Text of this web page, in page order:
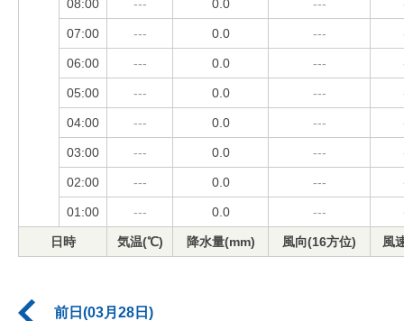
08:00 --- 0.0 ---
07:00 --- 0.0 ---
06:00 --- 0.0 ---
05:00 --- 0.0 ---
04:00 --- 0.0 ---
03:00 --- 0.0 ---
02:00 --- 0.0 ---
01:00 --- 0.0 ---
日時 気温(℃) 降水量(mm) 風向(16方位) 風
前日(03月28日)